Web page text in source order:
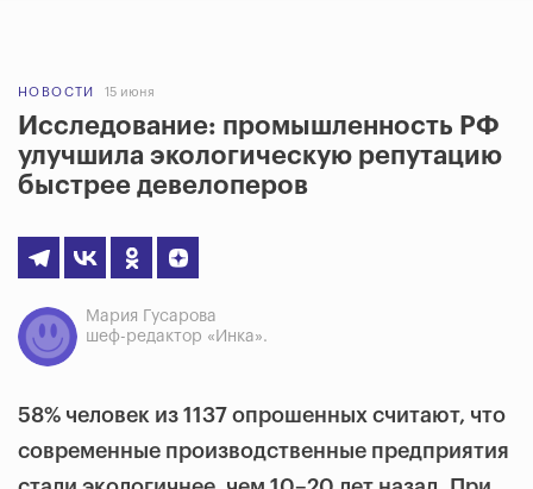
НОВОСТИ 15 июня
Исследование: промышленность РФ
улучшила экологическую репутацию
быстрее девелоперов
Мария Гусарова
шеф-редактор «Инка».
58% человек из 1137 опрошенных считают, что
современные производственные предприятия